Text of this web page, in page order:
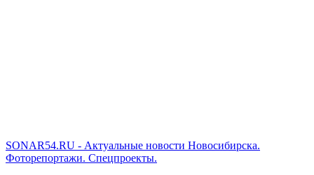
SONAR54.RU - Актуальные новости Новосибирска.
Фоторепортажи. Спецпроекты.